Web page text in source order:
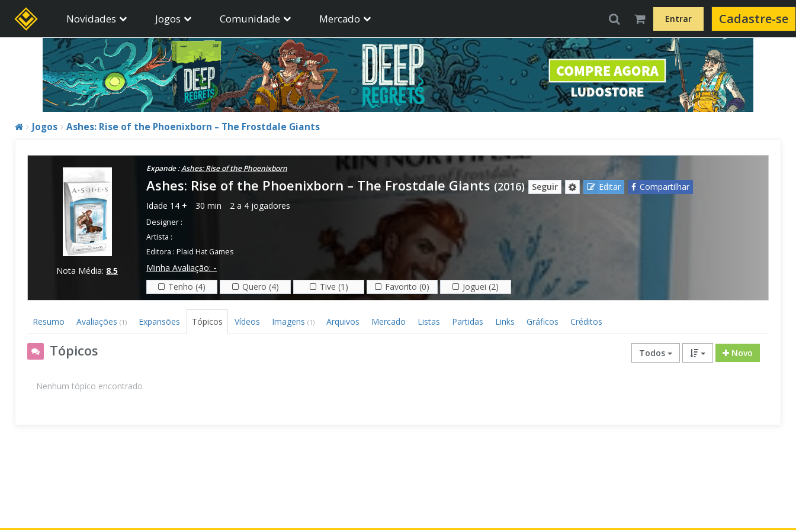
Novidades Jogos Comunidade Mercado Entrar Cadastre-se
Jogos Ashes: Rise of the Phoenixborn – The Frostdale Giants
Nota Média: 8.5
Expande :Ashes: Rise of the Phoenixborn
Ashes: Rise of the Phoenixborn – The Frostdale Giants (2016) Seguir Editar
Compartilhar
Idade 14 + 30 min 2 a 4 jogadores
Designer :
Artista :
Editora : Plaid Hat Games
Minha Avaliação: -
Tenho (4)
Quero (4) Tive (1) Favorito (0) Joguei (2)
Resumo Avaliações (1) Expansões Tópicos Vídeos Imagens (1) Arquivos Mercado Listas Partidas Links Gráficos Créditos
Tópicos Todos Novo
Nenhum tópico encontrado